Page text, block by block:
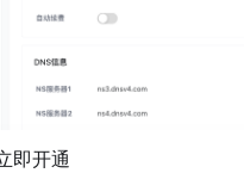
即开通